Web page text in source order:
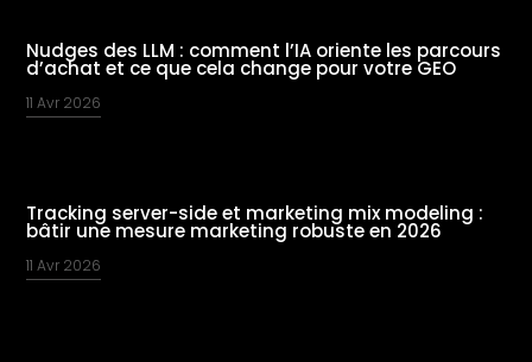
Nudges des LLM : comment l’IA oriente les parcours
d’achat et ce que cela change pour votre GEO
11 Avr 2026
Tracking server-side et marketing mix modeling :
bâtir une mesure marketing robuste en 2026
11 Avr 2026